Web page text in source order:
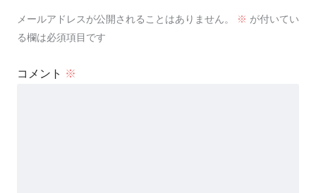
メールアドレスが公開されることはありません。 ※ が付いてい
る欄は必須項目です
コメント ※